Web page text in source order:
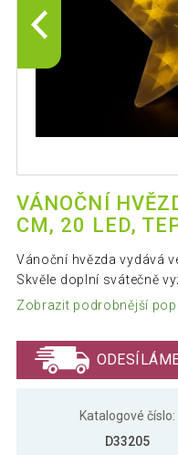
VÁNOČNÍ
CM, 20 LED,
Vánoční hvězda vydává
Skvěle doplní svátečně
Zobrazit podrobnější
Katalogové číslo:
D33205